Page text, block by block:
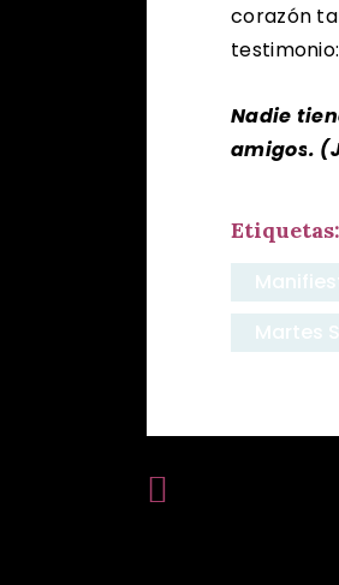
corazón
testimonio:
Nadie
amigos.
Etiquetas:
Martes